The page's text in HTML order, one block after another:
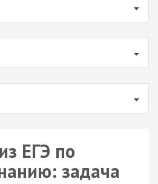
ЕГЭ по
задача